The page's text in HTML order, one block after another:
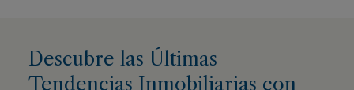
Descubre las Últimas
Tendencias Inmobiliarias con